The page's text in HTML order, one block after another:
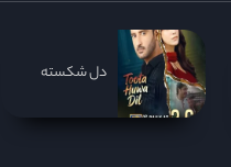
دل شکسته